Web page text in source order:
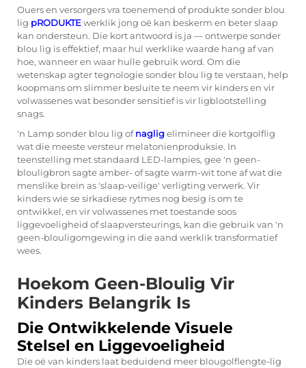
Ouers en versorgers vra toenemend of produkte sonder blou
lig pRODUKTEwerklik jong oë kan beskerm en beter slaap
kan ondersteun. Die kort antwoord is ja — ontwerpe sonder
blou lig is effektief, maar hul werklike waarde hang af van
hoe, wanneer en waar hulle gebruik word. Om die
wetenskap agter tegnologie sonder blou lig te verstaan, help
koopmans om slimmer besluite te neem vir kinders en vir
volwassenes wat besonder sensitief is vir ligblootstelling
snags.
'n Lamp sonder blou lig ofnagligelimineer die kortgolflig
wat die meeste versteur melatonienproduksie. In
teenstelling met standaard LED-lampies, gee 'n geen-
blouligbron sagte amber- of sagte warm-wit tone af wat die
menslike brein as 'slaap-veilige' verligting verwerk. Vir
kinders wie se sirkadiese rytmes nog besig is om te
ontwikkel, en vir volwassenes met toestande soos
liggevoeligheid of slaapversteurings, kan die gebruik van 'n
geen-blouligomgewing in die aand werklik transformatief
wees.
Hoekom Geen-Bloulig Vir
Kinders Belangrik Is
Die Ontwikkelende Visuele
Stelsel en Liggevoeligheid
Die oë van kinders laat beduidend meer blougolflengte-lig